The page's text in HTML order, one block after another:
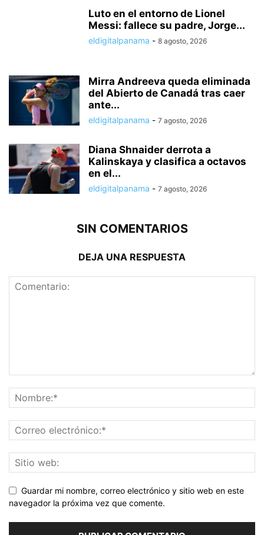
Luto en el entorno de Lionel
Messi: fallece su padre, Jorge...
eldigitalpanama - 8 agosto, 2026
Mirra Andreeva queda eliminada
del Abierto de Canadá tras caer
ante...
eldigitalpanama - 7 agosto, 2026
Diana Shnaider derrota a
Kalinskaya y clasifica a octavos
en el...
eldigitalpanama - 7 agosto, 2026
SIN COMENTARIOS
DEJA UNA RESPUESTA
Guardar mi nombre, correo electrónico y sitio web en este
navegador la próxima vez que comente.